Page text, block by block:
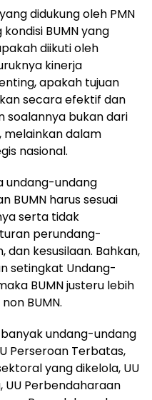
didukung oleh PMN
BUMN yang
diikuti oleh
kinerja
apakah tujuan
secara efektif dan
soalannya bukan dari
melainkan dalam
nasional.
undang-undang
BUMN harus sesuai
serta tidak
perundang-
kesusilaan. Bahkan,
setingkat Undang-
BUMN justeru lebih
BUMN.
undang-undang
Perseroan Terbatas,
yang dikelola, UU
UU Perbendaharaan